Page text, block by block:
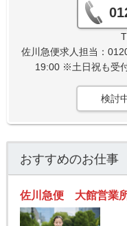
佐川急便求人担当：
19:00 ※土日祝も受
検討
おすすめのお仕事